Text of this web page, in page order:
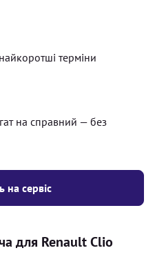
на сервіс
терміни
на справний — без
для Renault Clio